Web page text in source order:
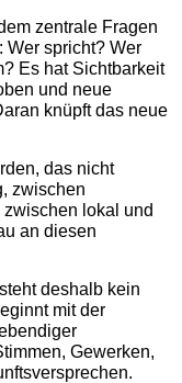
zentrale Fragen
Wer spricht? Wer
Es hat Sichtbarkeit
und neue
knüpft das neue
das nicht
zwischen
lokal und
an diesen
deshalb kein
mit der
Gewerken,